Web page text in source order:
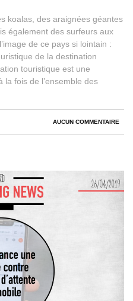
koalas, des araignées géantes
également des surfeurs aux
de ce pays si lointain :
de la destination
touristique est une
fois de l’ensemble des
AUCUN COMMENTAIRE